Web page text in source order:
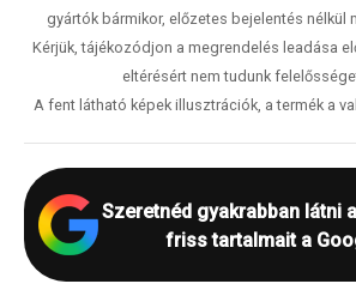
gyártók bármikor, előzetes bejelentés nélkül
Kérjük, tájékozódjon a megrendelés leadása
eltérésért nem tudunk
A fent látható képek illusztrációk, a termék a
Szeretnéd gyakrabban látni
friss tartalmait a